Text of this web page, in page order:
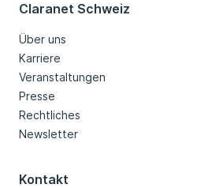
Claranet Schweiz
Über uns
Karriere
Veranstaltungen
Presse
Rechtliches
Newsletter
Kontakt